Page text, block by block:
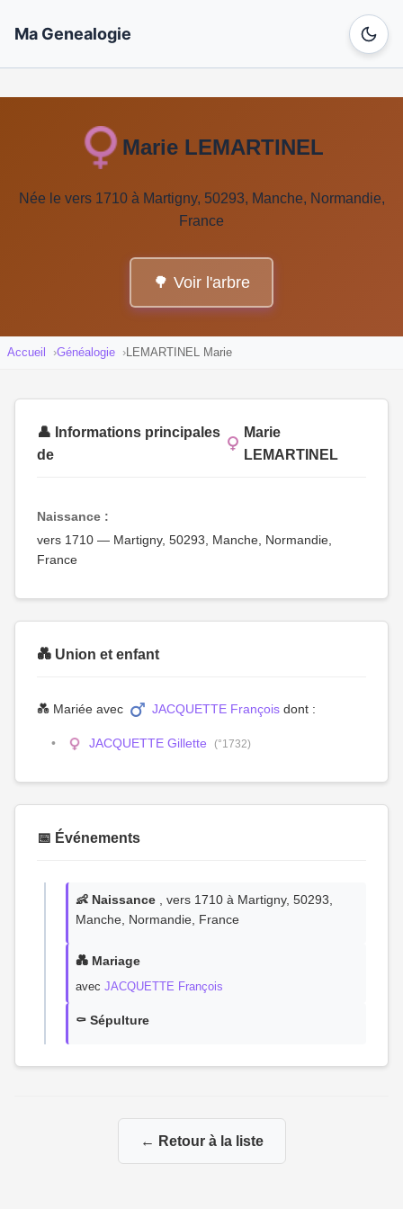
Ma Genealogie
Marie LEMARTINEL
Née le vers 1710 à Martigny, 50293, Manche, Normandie,
France
🌳 Voir l'arbre
Accueil Généalogie LEMARTINEL Marie
👤 Informations principales
de
Marie
LEMARTINEL
Naissance :
vers 1710 — Martigny, 50293, Manche, Normandie,
France
💑 Union et enfant
💑 Mariée avec JACQUETTE François dont :
JACQUETTE Gillette (°1732)
📅 Événements
👶 Naissance , vers 1710 à Martigny, 50293,
Manche, Normandie, France
💑 Mariage
avec JACQUETTE François
⚰️ Sépulture
← Retour à la liste